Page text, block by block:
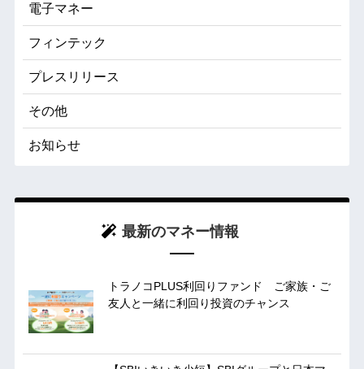
電子マネー
フィンテック
プレスリリース
その他
お知らせ
最新のマネー情報
トラノコPLUS利回りファンド ご家族・ご
友人と一緒に利回り投資のチャンス